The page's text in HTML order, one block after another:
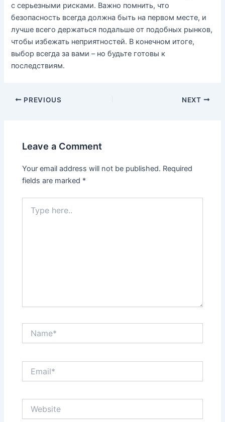
с серьезными рисками. Важно помнить, что
безопасность всегда должна быть на первом месте, и
лучше всего держаться подальше от подобных рынков,
чтобы избежать неприятностей. В конечном итоге,
выбор всегда за вами – но будьте готовы к
последствиям.
PREVIOUS NEXT
Leave a Comment
Your email address will not be published. Required
fields are marked *
here..